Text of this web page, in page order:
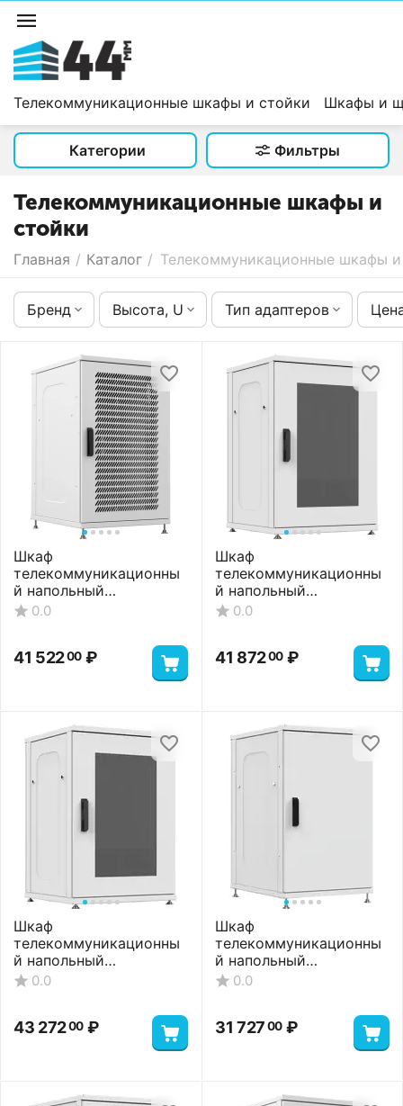
Телекоммуникационные шкафы и стойки Шкафы и
Категории Фильтры
Телекоммуникационные шкафы и
стойки
Главная / Каталог / Телекоммуникационные шкафы
Бренд Высота, U Тип адаптеров
Шкаф
телекоммуникационны
й напольный
ШТНП-18U-600-1000-
0.0
41 52200 ₽
Шкаф
телекоммуникационны
й напольный
ШТНП-18U-600-1000-С-
0.0
41 87200 ₽
Шкаф
телекоммуникационны
й напольный
ШТНП-18U-600-1000-
0.0
43 27200 ₽
Шкаф
телекоммуникационны
й напольный
ШТНП-18U-600-600-М-
0.0
31 72700 ₽